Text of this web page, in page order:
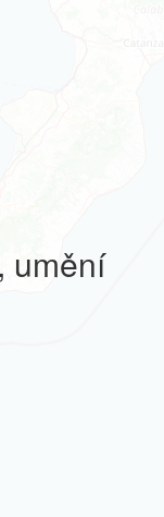
umění